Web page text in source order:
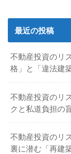
最近の投稿
不動産投資のリ
格」と「違法建
不動産投資のリ
クと私道負担の
不動産投資のリ
裏に潜む「再建